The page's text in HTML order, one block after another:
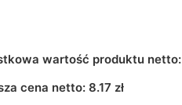
wartość produktu netto:
cena netto: 8.17 zł